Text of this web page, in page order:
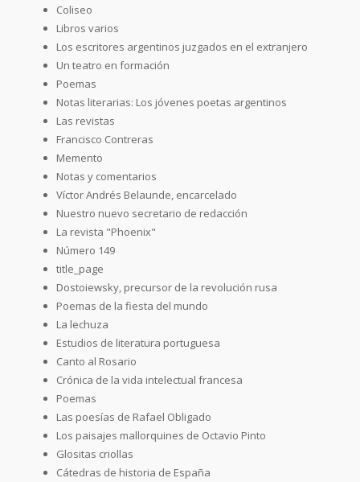
Coliseo
Libros varios
Los escritores argentinos juzgados en el extranjero
Un teatro en formación
Poemas
Notas literarias: Los jóvenes poetas argentinos
Las revistas
Francisco Contreras
Memento
Notas y comentarios
Víctor Andrés Belaunde, encarcelado
Nuestro nuevo secretario de redacción
La revista "Phoenix"
Número 149
title_page
Dostoiewsky, precursor de la revolución rusa
Poemas de la fiesta del mundo
La lechuza
Estudios de literatura portuguesa
Canto al Rosario
Crónica de la vida intelectual francesa
Poemas
Las poesías de Rafael Obligado
Los paisajes mallorquines de Octavio Pinto
Glositas criollas
Cátedras de historia de España